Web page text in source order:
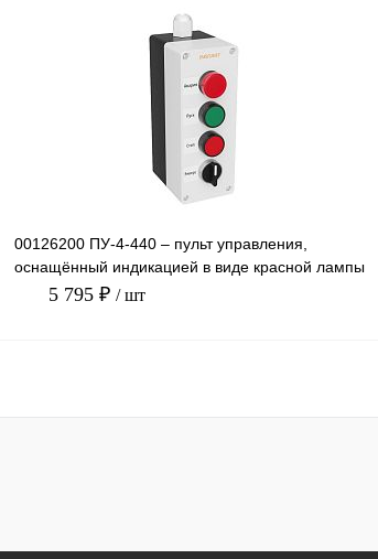
Сравнение
Под заказ
00126200 ПУ-4-440 – пульт управления,
оснащённый индикацией в виде красной лампы
24В, кнопками пуск/
5 795 ₽ / шт